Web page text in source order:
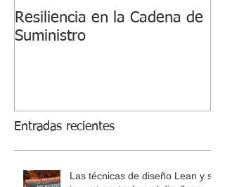
Resiliencia en la Cadena de
Suministro
Entradas recientes
Las técnicas de diseño Lean y su